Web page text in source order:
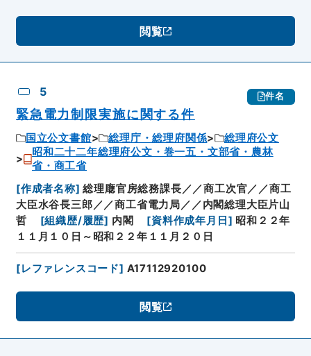
閲覧
5 件名
緊急電力制限実施に関する件
国立公文書館 総理庁・総理府関係
総理府公文
昭和二十二年総理府公文・巻一五・文部省・農林
省・商工省
[作成者名称] 総理廰官房総務課長／／商工次官／／商工
大臣水谷長三郎／／商工省電力局／／内閣総理大臣片山
哲
[組織歴/履歴] 内閣 [資料作成年月日 ] 昭和２２年
１１月１０日～昭和２２年１１月２０日
[レファレンスコード] A17112920100
閲覧